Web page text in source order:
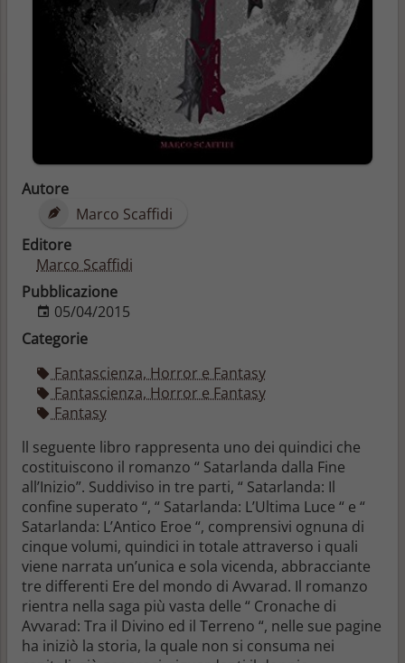
Autore
Marco Scaffidi
Editore
Marco Scaffidi
Pubblicazione
05/04/2015
Categorie
Fantascienza, Horror e Fantasy
Fantascienza, Horror e Fantasy
Fantasy
ll seguente libro rappresenta uno dei quindici che
costituiscono il romanzo “ Satarlanda dalla Fine
all’Inizio”. Suddiviso in tre parti, “ Satarlanda: Il
confine superato “, “ Satarlanda: L’Ultima Luce “ e “
Satarlanda: L’Antico Eroe “, comprensivi ognuna di
cinque volumi, quindici in totale attraverso i quali
viene narrata un’unica e sola vicenda, abbracciante
tre differenti Ere del mondo di Avvarad. Il romanzo
rientra nella saga più vasta delle “ Cronache di
Avvarad: Tra il Divino ed il Terreno “, nelle sue pagine
ha iniziò la storia, la quale non si consuma nei